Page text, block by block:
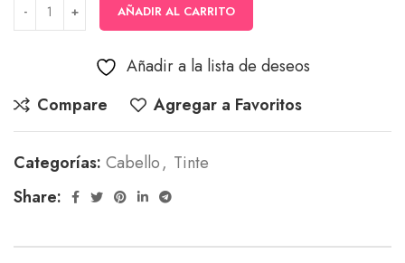
AÑADIR AL CARRITO
Añadir a la lista de deseos
Compare
Agregar a Favoritos
Categorías: Cabello, Tinte
Share: